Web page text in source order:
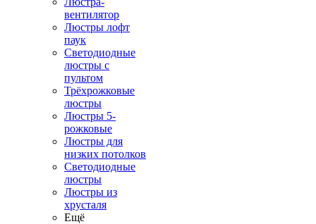
вентилятор
Люстры лофт
паук
Светодиодные
люстры с
пультом
Трёхрожковые
люстры
Люстры 5-
рожковые
Люстры для
низких потолков
Cветодиодные
люстры
Люстры из
хрусталя
Ещё